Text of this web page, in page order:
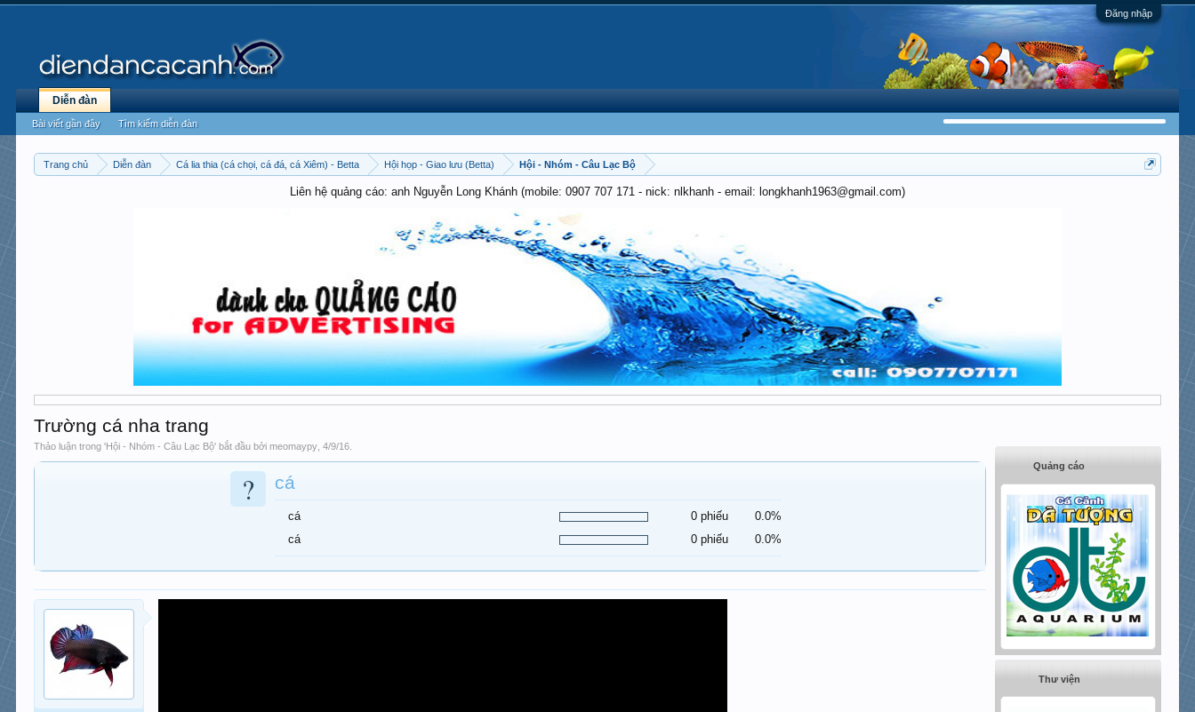
Đăng nhập
Trang chủ Diễn đàn Cá lia thia (cá chọi, cá đá, cá Xiêm) - Betta Hội họp - Giao lưu (Betta) Hội - Nhóm - Câu Lạc Bộ
Liên hệ quảng cáo: anh Nguyễn Long Khánh (mobile: 0907 707 171 - nick: nlkhanh - email: longkhanh1963@gmail.com)
Trường cá nha trang
Thảo luận trong 'Hội - Nhóm - Câu Lạc Bộ' bắt đầu bởimeomaypy ,4/9/16
? cá
cá 0 phiếu
0.0%
cá
0 phiếu 0.0%
Quảng cáo
Thư viện
Diễn đàn
Bài viết gần đây Tìm kiếm diễn đàn